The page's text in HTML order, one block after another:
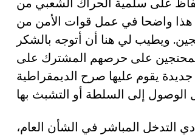
واضحا في عمل قوات الأمن من
ويطيب لي هنا أن أتوجه بالشكر
المحتجين على حرصهم المشترك على
يقوم عليها صرح الديمقراطية
التدخل المباشر في الشأن العام،